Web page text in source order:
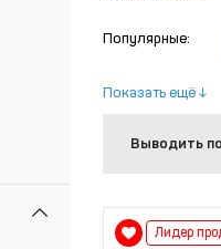
Популярные:
Показать ещё
Выводить
Лидер